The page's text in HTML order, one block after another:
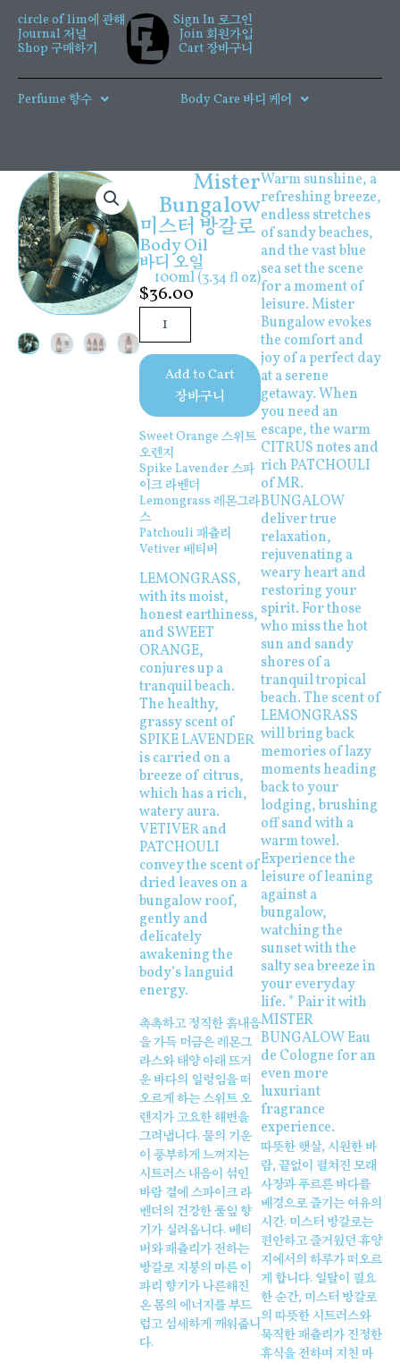
circle of lim에 관해
Journal 저널
Shop 구매하기
Sign In 로그인
Join 회원가입
Cart 장바구니
Perfume 향수 Body Care 바디 케어
Mister
Bungalow
미스터 방갈로
Body Oil
바디 오일
100ml (3.34 fl oz)
$36.00
Bungalow
수
량
Add to Cart
장바구니
Sweet Orange 스위트
오렌지
Spike Lavender 스파
이크 라벤더
Lemongrass 레몬그라
스
Patchouli 패츌리
Vetiver 베티버
LEMONGRASS,
with its moist,
honest earthiness,
and SWEET
ORANGE,
conjures up a
tranquil beach.
The healthy,
grassy scent of
SPIKE LAVENDER
is carried on a
breeze of citrus,
which has a rich,
watery aura.
VETIVER and
PATCHOULI
convey the scent of
dried leaves on a
bungalow roof,
gently and
delicately
awakening the
body’s languid
energy.
촉촉하고 정직한 흙내음
을 가득 머금은 레몬그
라스와 태양 아래 뜨거
운 바다의 일렁임을 떠
오르게 하는 스위트 오
렌지가 고요한 해변을
그려냅니다. 물의 기운
이 풍부하게 느껴지는
시트러스 내음이 섞인
바람 결에 스파이크 라
벤더의 건강한 풀잎 향
기가 실려옵니다. 베티
버와 패츌리가 전하는
방갈로 지붕의 마른 이
파리 향기가 나른해진
온 몸의 에너지를 부드
럽고 섬세하게 깨워줍니
다.
Warm sunshine, a
refreshing breeze,
endless stretches
of sandy beaches,
and the vast blue
sea set the scene
for a moment of
leisure. Mister
Bungalow evokes
the comfort and
joy of a perfect day
at a serene
getaway. When
you need an
escape, the warm
CITRUS notes and
rich PATCHOULI
of MR.
BUNGALOW
deliver true
relaxation,
rejuvenating a
weary heart and
restoring your
spirit. For those
who miss the hot
sun and sandy
shores of a
tranquil tropical
beach. The scent of
LEMONGRASS
will bring back
memories of lazy
moments heading
back to your
lodging, brushing
off sand with a
warm towel.
Experience the
leisure of leaning
against a
bungalow,
watching the
sunset with the
salty sea breeze in
your everyday
life. * Pair it with
MISTER
BUNGALOW Eau
de Cologne for an
even more
luxuriant
fragrance
experience.
따뜻한 햇살, 시원한 바
람, 끝없이 펼쳐진 모래
사장과 푸르른 바다를
배경으로 즐기는 여유의
시간. 미스터 방갈로는
편안하고 즐거웠던 휴양
지에서의 하루가 떠오르
게 합니다. 일탈이 필요
한 순간, 미스터 방갈로
의 따뜻한 시트러스와
묵직한 패츌리가 진정한
휴식을 전하며 지친 마